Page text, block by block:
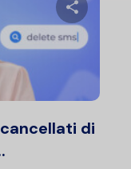
Condividi
di